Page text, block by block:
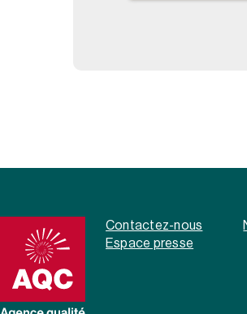
Contactez-nous
Espace presse